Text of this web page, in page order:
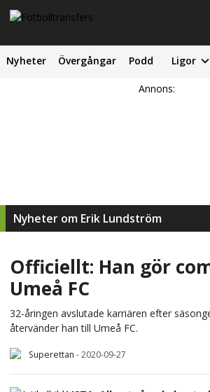
Nyheter Övergångar Podd Ligor
Annons:
Nyheter om Erik Lundström
Officiellt: Han gör
Umeå FC
32-åringen avslutade karriären efter
återvänder han till Umeå FC.
Superettan -2020-09-27